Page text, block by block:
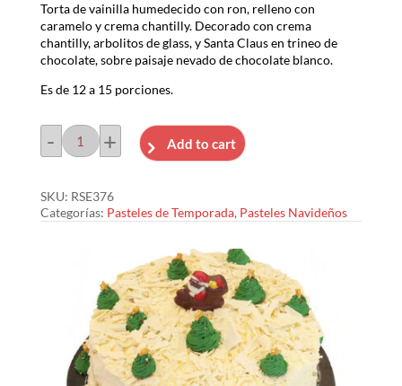
Torta de vainilla humedecido con ron, relleno con
caramelo y crema chantilly. Decorado con crema
chantilly, arbolitos de glass, y Santa Claus en trineo de
chocolate, sobre paisaje nevado de chocolate blanco.
Es de 12 a 15 porciones.
Caramelo
cantidad
- + Add to cart
SKU: RSE376
Categorías: Pasteles de Temporada, Pasteles Navideños